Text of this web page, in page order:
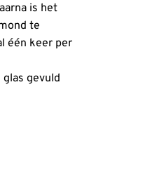
is het
te
één keer per
gevuld